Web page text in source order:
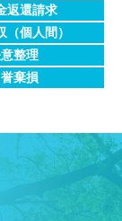
返還請求
（個人間）
整理
棄損